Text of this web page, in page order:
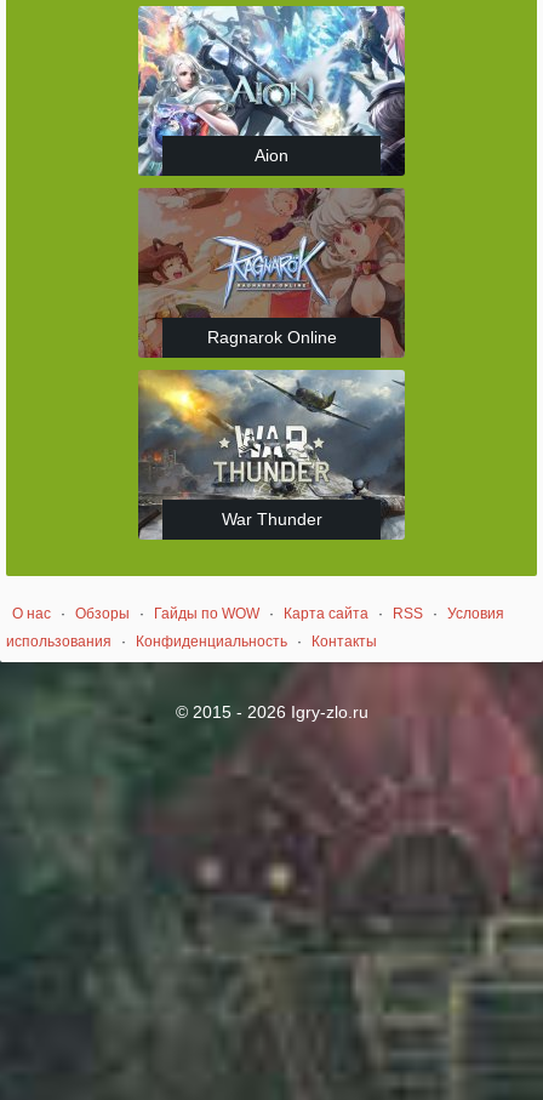
Aion
Ragnarok Online
War Thunder
О нас · Обзоры · Гайды по WOW · Карта сайта · RSS ·
Условия
использования
· Конфиденциальность · Контакты
© 2015 - 2026 Igry-zlo.ru